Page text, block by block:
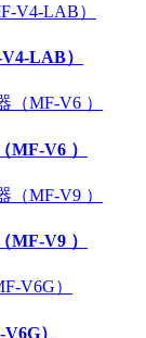
LAB）
MF-V6 ）
MF-V9 ）
）